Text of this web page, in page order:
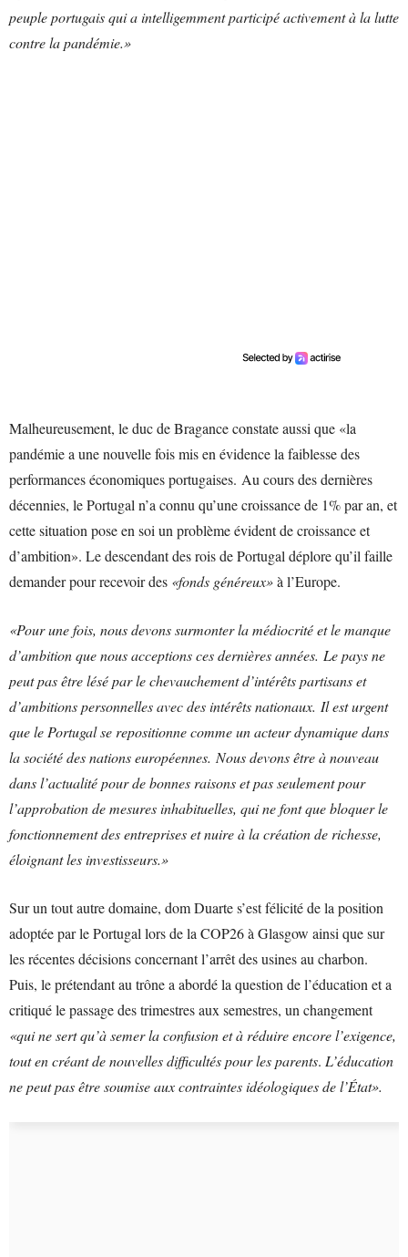
peuple portugais qui a intelligemment participé activement à la lutte
contre la pandémie.»
Malheureusement, le duc de Bragance constate aussi que «la
pandémie a une nouvelle fois mis en évidence la faiblesse des
performances économiques portugaises. Au cours des dernières
décennies, le Portugal n’a connu qu’une croissance de 1% par an, et
cette situation pose en soi un problème évident de croissance et
d’ambition». Le descendant des rois de Portugal déplore qu’il faille
demander pour recevoir des «fonds généreux»à l’Europe.
«Pour une fois, nous devons surmonter la médiocrité et le manque
d’ambition que nous acceptions ces dernières années. Le pays ne
peut pas être lésé par le chevauchement d’intérêts partisans et
d’ambitions personnelles avec des intérêts nationaux. Il est urgent
que le Portugal se repositionne comme un acteur dynamique dans
la société des nations européennes. Nous devons être à nouveau
dans l’actualité pour de bonnes raisons et pas seulement pour
l’approbation de mesures inhabituelles, qui ne font que bloquer le
fonctionnement des entreprises et nuire à la création de richesse,
éloignant les investisseurs.»
Sur un tout autre domaine, dom Duarte s’est félicité de la position
adoptée par le Portugal lors de la COP26 à Glasgow ainsi que sur
les récentes décisions concernant l’arrêt des usines au charbon.
Puis, le prétendant au trône a abordé la question de l’éducation et a
critiqué le passage des trimestres aux semestres, un changement
«qui ne sert qu’à semer la confusion et à réduire encore l’exigence,
tout en créant de nouvelles difficultés pour les parents. L’éducation
ne peut pas être soumise aux contraintes idéologiques de l’État».